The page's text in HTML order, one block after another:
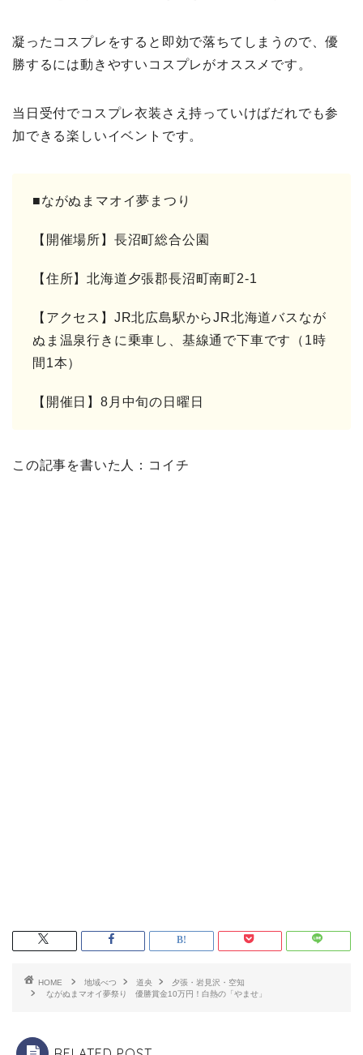
凝ったコスプレをすると即効で落ちてしまうので、優
勝するには動きやすいコスプレがオススメです。
当日受付でコスプレ衣装さえ持っていけばだれでも参
加できる楽しいイベントです。
■ながぬまマオイ夢まつり
【開催場所】長沼町総合公園
【住所】北海道夕張郡長沼町南町2-1
【アクセス】JR北広島駅からJR北海道バスなが
ぬま温泉行きに乗車し、基線通で下車です（1時
間1本）
【開催日】8月中旬の日曜日
この記事を書いた人：コイチ
HOME 地域べつ 道央
夕張・岩見沢・空知
ながぬまマオイ夢祭り 優勝賞金10万円！白熱の「やませ」